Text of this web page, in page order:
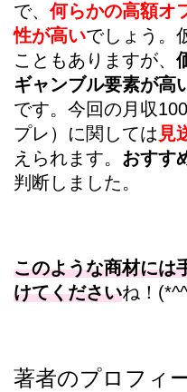
で、何らかの高額オ
性が高いでしょう。
こともありますが、
ギャンブル要素が高
です。今回の月収
プレ）に関しては 見
えられます。 おすす
判断しました。
このような商材には
けてくださいね！
著者のプロフィ